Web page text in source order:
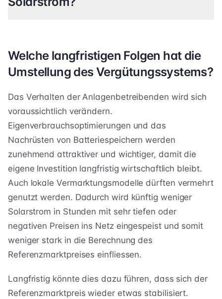
Welche langfristigen Folgen hat die
Umstellung des Vergütungssystems?
Das Verhalten der Anlagenbetreibenden wird sich
voraussichtlich verändern.
Eigenverbrauchsoptimierungen und das
Nachrüsten von Batteriespeichern werden
zunehmend attraktiver und wichtiger, damit die
eigene Investition langfristig wirtschaftlich bleibt.
Auch lokale Vermarktungsmodelle dürften vermehrt
genutzt werden. Dadurch wird künftig weniger
Solarstrom in Stunden mit sehr tiefen oder
negativen Preisen ins Netz eingespeist und somit
weniger stark in die Berechnung des
Referenzmarktpreises einfliessen.
Langfristig könnte dies dazu führen, dass sich der
Referenzmarktpreis wieder etwas stabilisiert.